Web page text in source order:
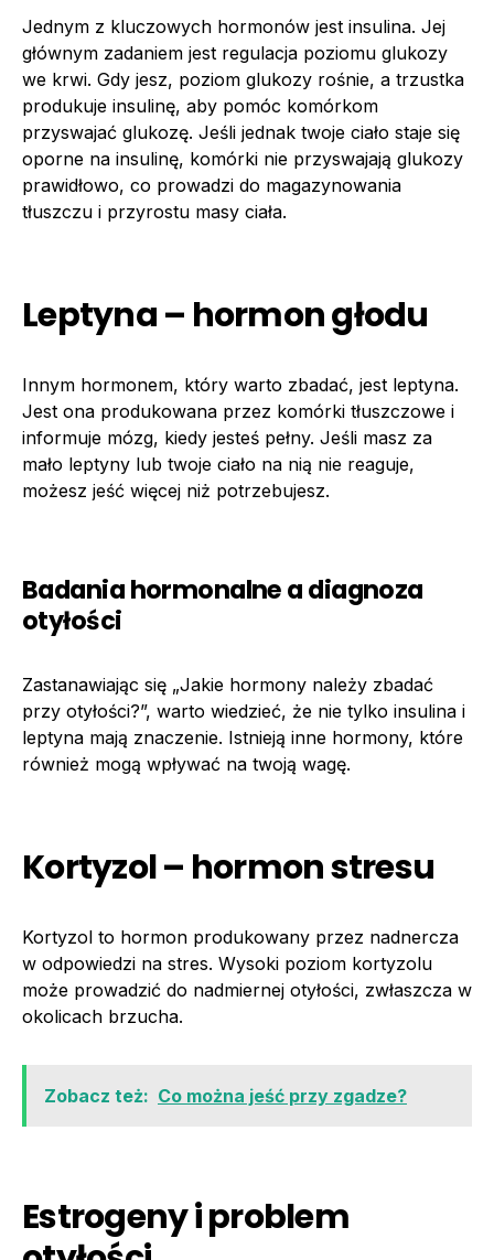
Jednym z kluczowych hormonów jest insulina. Jej
głównym zadaniem jest regulacja poziomu glukozy
we krwi. Gdy jesz, poziom glukozy rośnie, a trzustka
produkuje insulinę, aby pomóc komórkom
przyswajać glukozę. Jeśli jednak twoje ciało staje się
oporne na insulinę, komórki nie przyswajają glukozy
prawidłowo, co prowadzi do magazynowania
tłuszczu i przyrostu masy ciała.
Leptyna – hormon głodu
Innym hormonem, który warto zbadać, jest leptyna.
Jest ona produkowana przez komórki tłuszczowe i
informuje mózg, kiedy jesteś pełny. Jeśli masz za
mało leptyny lub twoje ciało na nią nie reaguje,
możesz jeść więcej niż potrzebujesz.
Badania hormonalne a diagnoza
otyłości
Zastanawiając się „Jakie hormony należy zbadać
przy otyłości?”, warto wiedzieć, że nie tylko insulina i
leptyna mają znaczenie. Istnieją inne hormony, które
również mogą wpływać na twoją wagę.
Kortyzol – hormon stresu
Kortyzol to hormon produkowany przez nadnercza
w odpowiedzi na stres. Wysoki poziom kortyzolu
może prowadzić do nadmiernej otyłości, zwłaszcza w
okolicach brzucha.
Zobacz też: Co można jeść przy zgadze?
Estrogeny i problem